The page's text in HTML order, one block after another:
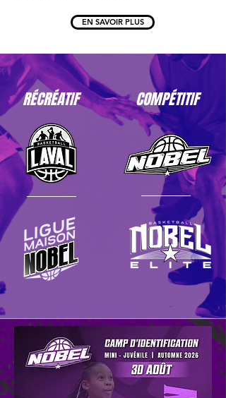
EN SAVOIR PLUS
RÉCRÉATIF COMPÉTITIF